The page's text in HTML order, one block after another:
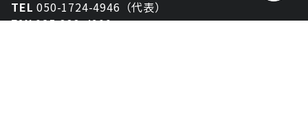
TEL050-1724-4946（代表）
FAX025-333-4900